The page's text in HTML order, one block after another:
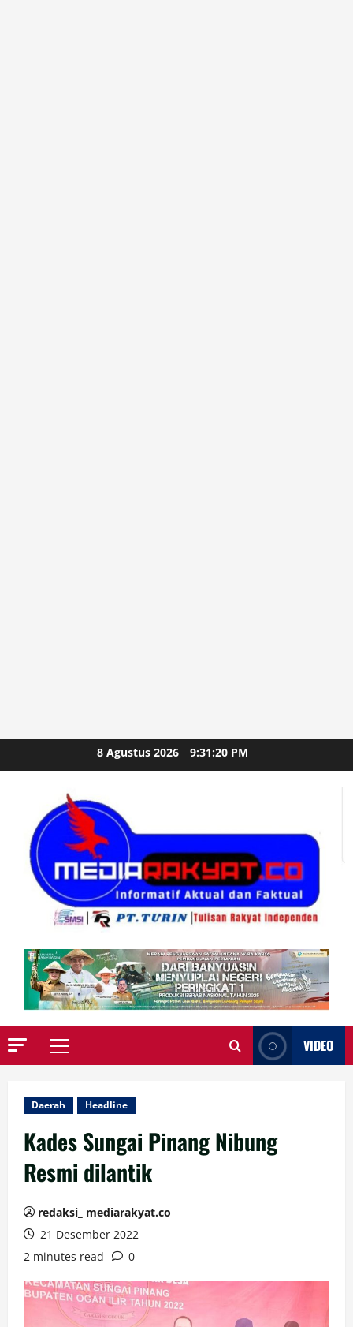
to
8 Agustus 2026 9:31:21 PM
Primary
VIDEO
Daerah Headline
Kades Sungai Pinang Nibung
Resmi dilantik
redaksi_ mediarakyat.co
21 Desember 2022
2 minutes read
0